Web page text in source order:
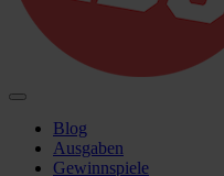
Blog
Ausgaben
Gewinnspiele